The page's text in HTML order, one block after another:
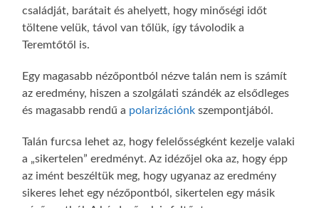
családját, barátait és ahelyett, hogy minőségi időt
töltene velük, távol van tőlük, így távolodik a
Teremtőtől is.
Egy magasabb nézőpontból nézve talán nem is számít
az eredmény, hiszen a szolgálati szándék az elsődleges
és magasabb rendű a polarizációnk szempontjából.
Talán furcsa lehet az, hogy felelősségként kezelje valaki
a „sikertelen” eredményt. Az idézőjel oka az, hogy épp
az imént beszéltük meg, hogy ugyanaz az eredmény
sikeres lehet egy nézőpontból, sikertelen egy másik